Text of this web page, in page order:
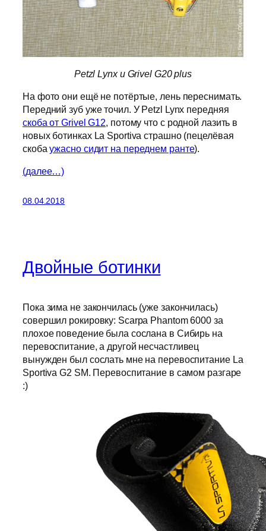
Petzl Lynx и Grivel G20 plus
На фото они ещё не потёртые, лень переснимать.
Передний зуб уже точил. У Petzl Lynx передняя
скоба от Grivel G12, потому что с родной лазить в
новых ботинках La Sportiva страшно (пецелёвая
скобаужасно сидит на переднем ранте).
(далее…)
08.04.2018
Двойные ботинки
Пока зима не закончилась (уже закончилась)
совершил рокировку: Scarpa Phantom 6000 за
плохое поведение была сослана в Сибирь на
перевоспитание, а другой несчастливец
вынужден был сослать мне на перевоспитание La
Sportiva G2 SM. Перевоспитание в самом разгаре
:)